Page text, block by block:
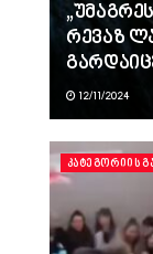
რევაზ
12/11/2024
ᲙᲐᲢᲔᲒᲝᲠᲘᲘᲡ